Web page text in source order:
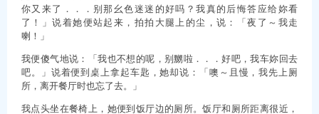
你又来了．．．别那幺色迷迷的好吗？我真的后悔答应给妳看
了！」说着她便站起来，拍拍大腿上的尘，说：「夜了～我走
喇！」
我便傻气地说：「我也不想的呢，别嬲啦．．．好吧，我车妳回去
吧。」说着便到桌上拿起车匙，她却说：「噢～且慢，我先上厕
所，离开餐厅时也忘了去。」
我点头坐在餐椅上，她便到饭厅边的厕所。饭厅和厕所距离很近，